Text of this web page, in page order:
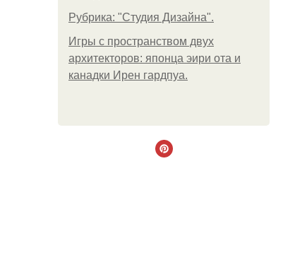
Рубрика: "Студия Дизайна".
Игры с пространством двух
архитекторов: японца эири ота и
канадки Ирен гардпуа.